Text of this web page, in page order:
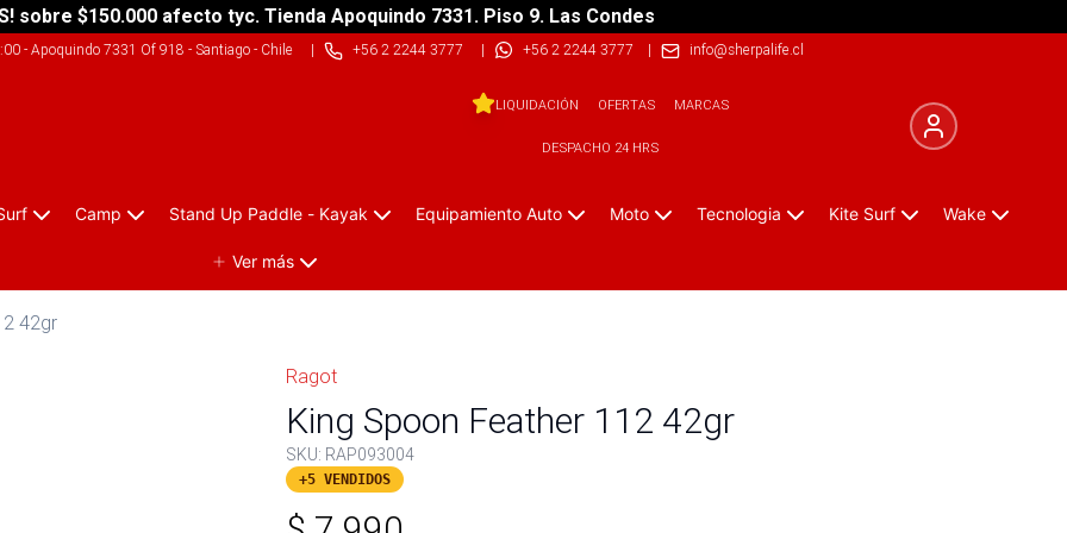
sobre $150.000 afecto tyc. Tienda Apoquindo 7331. Piso 9. Las Condes
- Apoquindo 7331 Of 918 - Santiago - Chile| +56 2 2244 3777 | +56 2 2244 3777 | info@sherpalife.cl
LIQUIDACIÓN OFERTAS MARCAS
DESPACHO 24 HRS
Camp Stand Up Paddle - Kayak Equipamiento Auto Moto Tecnologia Kite Surf Wake
Ver más
42gr
Ragot
King Spoon Feather 112 42gr
SKU: RAP093004
+5 VENDIDOS